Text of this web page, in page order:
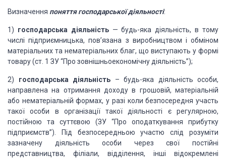
Визначення поняття господарської діяльності:
1) господарська діяльність— будь-яка діяльність, в тому
числі підприємницька, пов’язана з виробництвом і обміном
матеріальних та нематеріальних благ, що виступають у формі
товару (ст. 1 ЗУ “Про зовнішньоекономічну діяльність”);
2) господарська діяльність – будь-яка діяльність особи,
направлена на отримання доходу в грошовій, матеріальній
або нематеріальній формах, у разі коли безпосередня участь
такої особи в організації такої діяльності є регулярною,
постійною та суттєвою (ЗУ “Про оподаткування прибутку
підприємств”). Під безпосередньою участю слід розуміти
зазначену діяльність особи через свої постійні
представництва, філіали, відділення, інші відокремлені